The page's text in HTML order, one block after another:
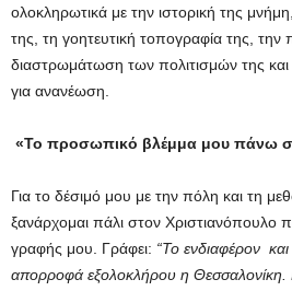
ολοκληρωτικά με την ιστορική της
της, τη γοητευτική τοπογραφία της, την
διαστρωμάτωση των πολιτισμών της
για ανανέωση.
«Το προσωπικό βλέμμα μου πάνω
Για το δέσιμό μου με την πόλη και τη
ξανάρχομαι πάλι στον Χριστιανόπουλο
γραφής μου. Γράφει: “Το ενδιαφέρον
απορροφά εξολοκλήρου η Θεσσαλονίκη.